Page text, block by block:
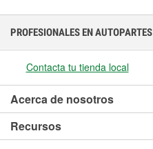
PROFESIONALES EN AUTOPARTES
Contacta tu tienda local
Acerca de nosotros
Recursos